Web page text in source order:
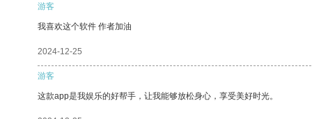
游客
我喜欢这个软件 作者加油
2024-12-25
游客
这款app是我娱乐的好帮手，让我能够放松身心，享受美好时光。